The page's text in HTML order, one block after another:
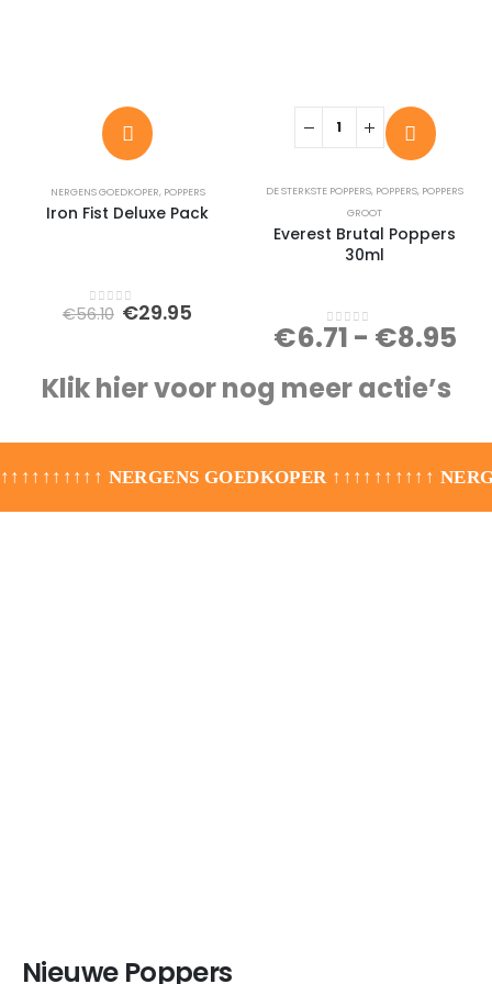
NERGENS GOEDKOPER, POPPERS
Iron Fist Deluxe Pack
0out of 5
€56.10 Oorspronkelijke
€29.95
DE STERKSTE POPPERS, POPPERS, POPPERS
GROOT
Everest Brutal Poppers
30ml
0out of 5
€6.71 - €8.95
Klik hier voor nog meer actie’s
↑↑↑↑↑↑↑↑↑↑ NERGENS GOEDKOPER ↑↑↑↑↑↑↑↑↑↑
Nieuwe Poppers